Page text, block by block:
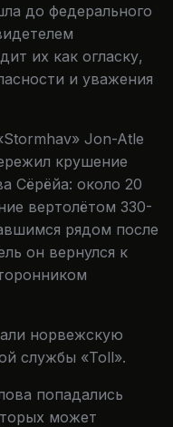
до федерального
их как огласку,
и уважения
Jon-Atle
крушение
Сёрёйа: около 20
вертолётом 330-
рядом после
он вернулся к
норвежскую
службы «Toll».
попадались
может